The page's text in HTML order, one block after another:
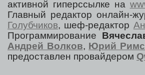
активной гиперссылке на
Главный редактор
Голубчиков, шеф-редактор
Программирование
Андрей Волков, Юрий
предоставлен провайдером